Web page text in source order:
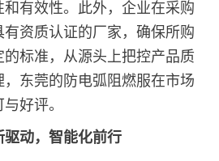
有效性。此外，企业在采购
有资质认证的厂家，确保所购
标准，从源头上把控产品质
东莞的防电弧阻燃服在市场
好评。
动，智能化前行